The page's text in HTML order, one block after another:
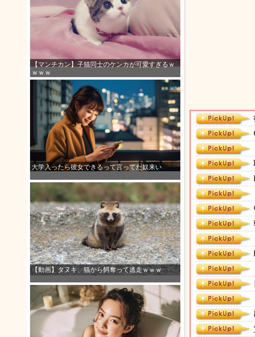
【マンチカン】子猫同士のケンカが可愛すぎるｗ
ｗｗｗ
大学入ったら彼女できるって言ってた奴来い
【動画】タヌキ、猫から餌奪って逃走ｗｗｗ